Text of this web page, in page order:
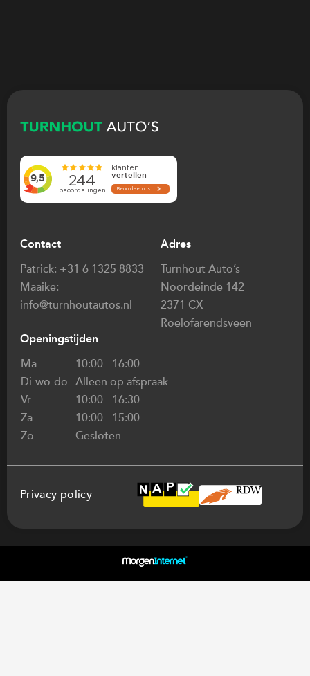
Contact
Patrick: +31 6 1325 8833
Maaike:
info@turnhoutautos.nl
Adres
Turnhout Auto’s
Noordeinde 142
2371 CX
Roelofarendsveen
Openingstijden
Ma
10:00 - 16:00
Di-wo-do Alleen op afspraak
Vr
10:00 - 16:30
Za
10:00 - 15:00
Zo
Gesloten
Privacy policy